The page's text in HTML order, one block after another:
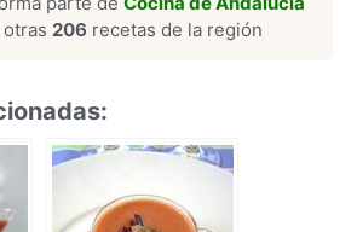
206 recetas de la región